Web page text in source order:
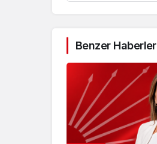
Benzer Haberler